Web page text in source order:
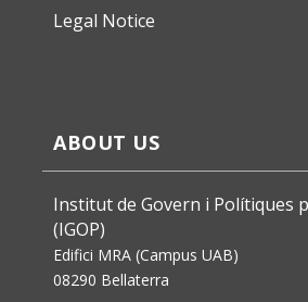
Legal Notice
ABOUT US
Institut de Govern i Polítiques
(IGOP)
Edifici MRA (Campus UAB)
08290 Bellaterra